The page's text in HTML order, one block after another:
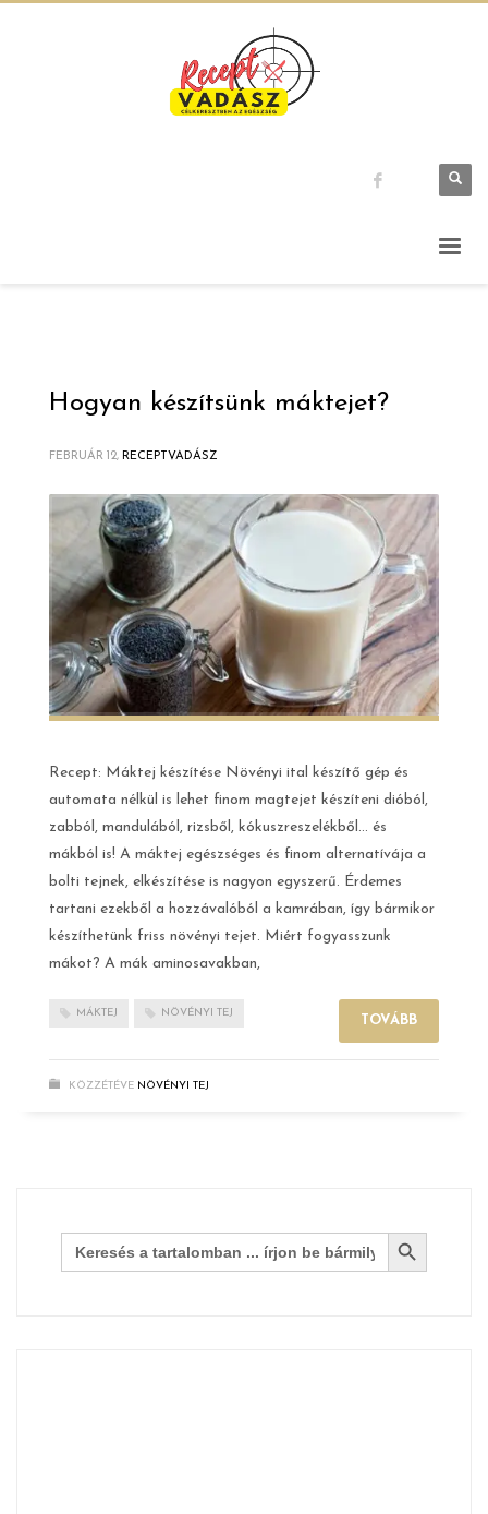
Hogyan készítsünk máktejet?
FEBRUÁR 12, RECEPTVADÁSZ
Recept: Máktej készítése Növényi ital készítő gép és
automata nélkül is lehet finom magtejet készíteni dióból,
zabból, mandulából, rizsből, kókuszreszelékből… és
mákból is! A máktej egészséges és finom alternatívája a
bolti tejnek, elkészítése is nagyon egyszerű. Érdemes
tartani ezekből a hozzávalóból a kamrában, így bármikor
készíthetünk friss növényi tejet. Miért fogyasszunk
mákot? A mák aminosavakban,
MÁKTEJ NÖVÉNYI TEJ
TOVÁBB
KÖZZÉTÉVE NÖVÉNYI TEJ
Search
for:
Search Button